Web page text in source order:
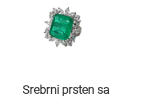
Srebrni prsten sa